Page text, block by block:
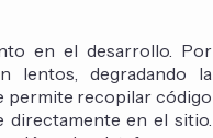
en el desarrollo. Por
lentos, degradando la
permite recopilar código
directamente en el sitio.